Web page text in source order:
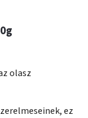
olasz
ez